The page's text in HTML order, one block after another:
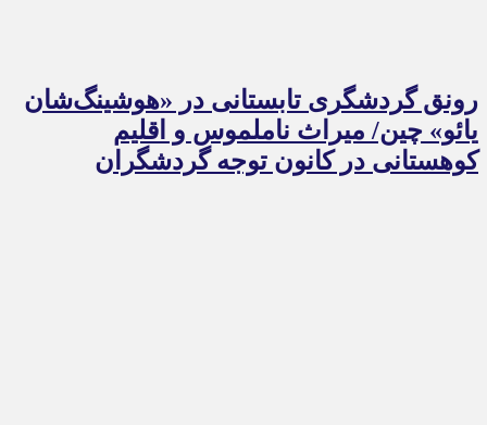
رونق گردشگری تابستانی در «هوشینگ‌شان
یائو» چین/ میراث ناملموس و اقلیم
کوهستانی در کانون توجه گردشگران